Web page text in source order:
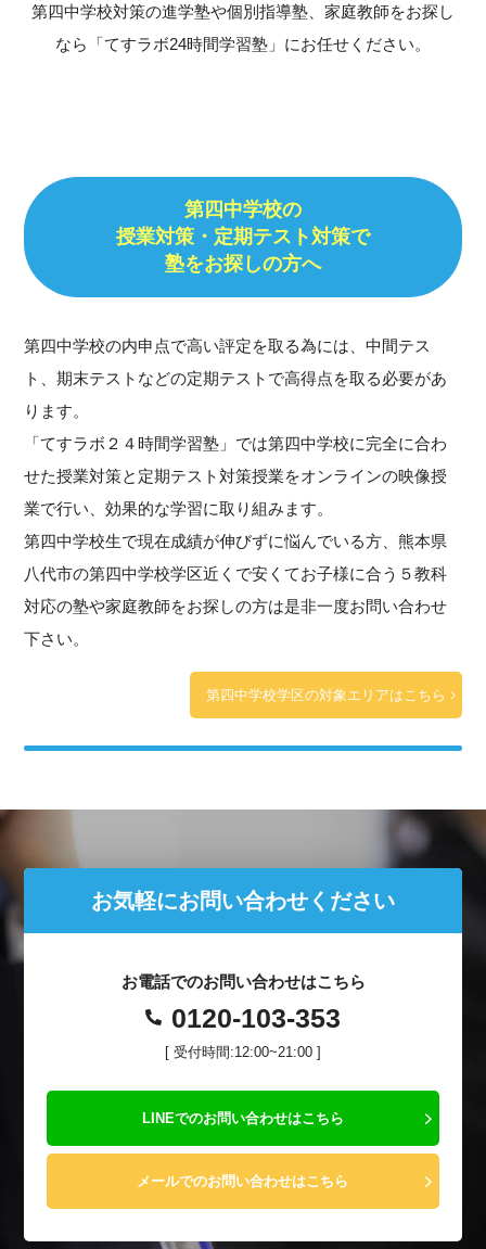
第四中学校対策の進学塾や個別指導塾、家庭教師をお探し
なら「てすラボ24時間学習塾」にお任せください。
第四中学校の
授業対策・定期テスト対策で
塾をお探しの方へ
第四中学校の内申点で高い評定を取る為には、中間テス
ト、期末テストなどの定期テストで高得点を取る必要があ
ります。
「てすラボ２４時間学習塾」では第四中学校に完全に合わ
せた授業対策と定期テスト対策授業をオンラインの映像授
業で行い、効果的な学習に取り組みます。
第四中学校生で現在成績が伸びずに悩んでいる方、熊本県
八代市の第四中学校学区近くで安くてお子様に合う５教科
対応の塾や家庭教師をお探しの方は是非一度お問い合わせ
下さい。
第四中学校学区の対象エリアはこちら
お気軽にお問い合わせください
お電話でのお問い合わせはこちら
0120-103-353
[ 受付時間:12:00~21:00 ]
LINEでのお問い合わせはこちら
メールでのお問い合わせはこちら